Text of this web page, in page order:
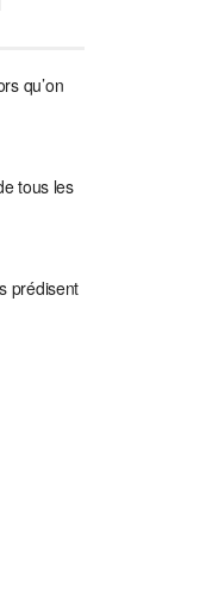
qu’on
tous les
prédisent